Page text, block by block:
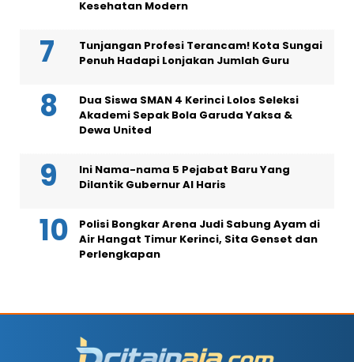
Kesehatan Modern
Tunjangan Profesi Terancam! Kota Sungai
Penuh Hadapi Lonjakan Jumlah Guru
Dua Siswa SMAN 4 Kerinci Lolos Seleksi
Akademi Sepak Bola Garuda Yaksa &
Dewa United
Ini Nama-nama 5 Pejabat Baru Yang
Dilantik Gubernur Al Haris
Polisi Bongkar Arena Judi Sabung Ayam di
Air Hangat Timur Kerinci, Sita Genset dan
Perlengkapan